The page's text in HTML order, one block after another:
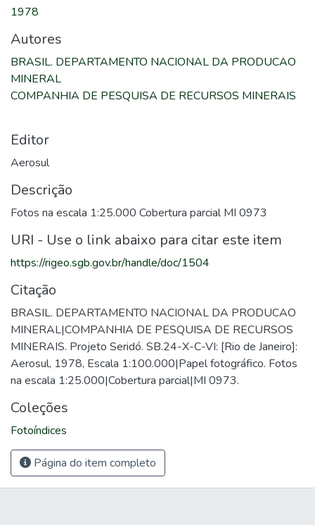
1978
Autores
BRASIL. DEPARTAMENTO NACIONAL DA PRODUCAO
MINERAL
COMPANHIA DE PESQUISA DE RECURSOS MINERAIS
Editor
Aerosul
Descrição
Fotos na escala 1:25.000 Cobertura parcial MI 0973
URI - Use o link abaixo para citar este item
https://rigeo.sgb.gov.br/handle/doc/1504
Citação
BRASIL. DEPARTAMENTO NACIONAL DA PRODUCAO
MINERAL|COMPANHIA DE PESQUISA DE RECURSOS
MINERAIS. Projeto Seridó. SB.24-X-C-VI: [Rio de Janeiro]:
Aerosul, 1978, Escala 1:100.000|Papel fotográfico. Fotos
na escala 1:25.000|Cobertura parcial|MI 0973.
Coleções
Fotoíndices
Página do item completo